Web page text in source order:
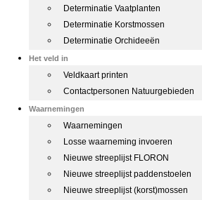
Determinatie Vaatplanten
Determinatie Korstmossen
Determinatie Orchideeën
Het veld in
Veldkaart printen
Contactpersonen Natuurgebieden
Waarnemingen
Waarnemingen
Losse waarneming invoeren
Nieuwe streeplijst FLORON
Nieuwe streeplijst paddenstoelen
Nieuwe streeplijst (korst)mossen